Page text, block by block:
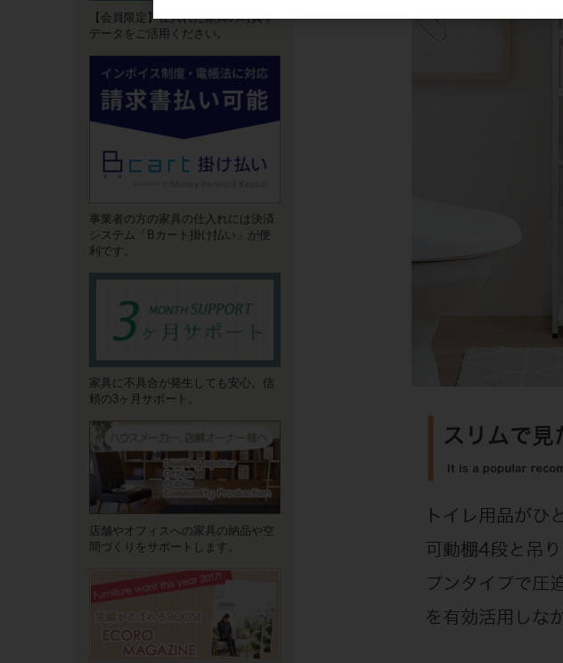
【会員限定】仕入れた家具の写真や
データをご活用ください。
事業者の方の家具の仕入れには決済
システム「Bカート掛け払い」が便
利です。
家具に不具合が発生しても安心。信
頼の3ヶ月サポート。
店舗やオフィスへの家具の納品や空
間づくりをサポートします。